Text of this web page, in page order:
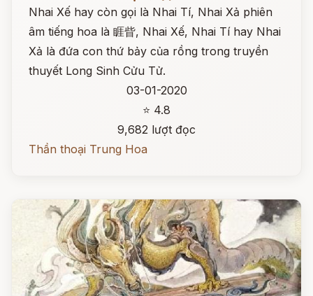
Nhai Xế hay còn gọi là Nhai Tí, Nhai Xả phiên
âm tiếng hoa là 睚眥, Nhai Xế, Nhai Tí hay Nhai
Xả là đứa con thứ bảy của rồng trong truyền
thuyết Long Sinh Cửu Tử.
03-01-2020
⭐ 4.8
9,682 lượt đọc
Thần thoại Trung Hoa